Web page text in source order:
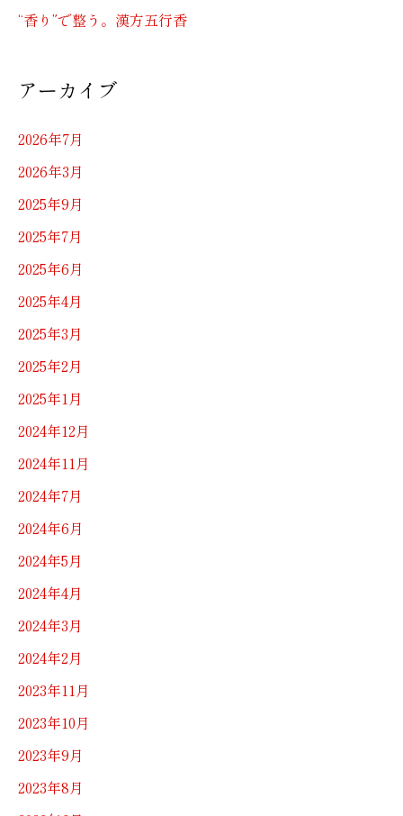
“香り”で整う。漢方五行香
アーカイブ
2026年7月
2026年3月
2025年9月
2025年7月
2025年6月
2025年4月
2025年3月
2025年2月
2025年1月
2024年12月
2024年11月
2024年7月
2024年6月
2024年5月
2024年4月
2024年3月
2024年2月
2023年11月
2023年10月
2023年9月
2023年8月